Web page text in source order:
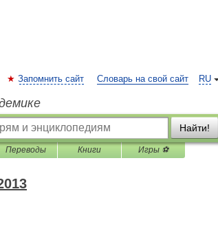
RU
Запомнить сайт Словарь на свой сайт
Найти!
Переводы Книги Игры ⚽